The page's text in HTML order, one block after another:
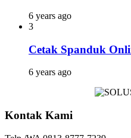
6 years ago
3
Cetak Spanduk
6 years ago
Kontak Kami